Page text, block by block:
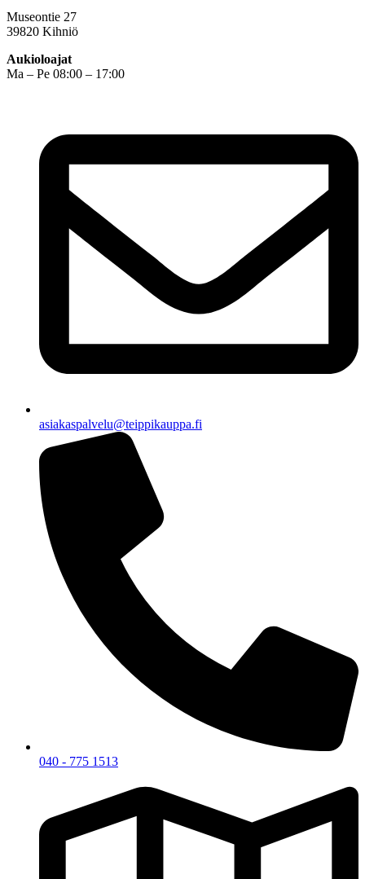
Museontie 27
39820 Kihniö
Aukioloajat
Ma – Pe 08:00 – 17:00
asiakaspalvelu@teippikauppa.fi
040 - 775 1513